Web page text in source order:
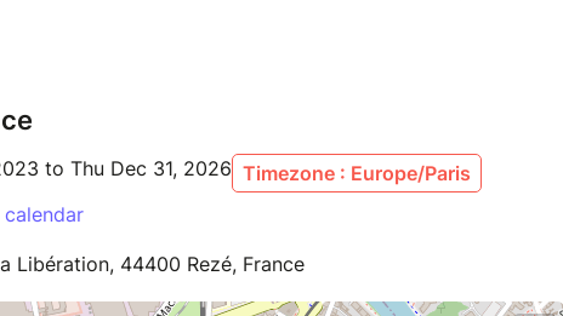
to Thu Dec 31, 2026 Timezone : Europe/Paris
Libération, 44400 Rezé, France